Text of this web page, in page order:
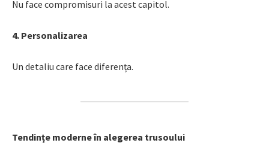
Nu face compromisuri la acest capitol.
4. Personalizarea
Un detaliu care face diferența.
Tendințe moderne în alegerea trusoului